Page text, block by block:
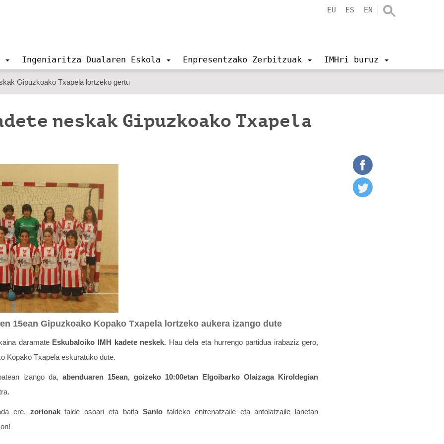
EU ES EN
Ingeniaritza Dualaren Eskola Enpresentzako Zerbitzuak IMHri buruz
Gipuzkoako Txapela lortzeko gertu
neskak Gipuzkoako Txapela
15ean Gipuzkoako Kopako Txapela lortzeko aukera izango dute
daramateEskubaloiko IMH kadete neskek. Hau dela eta hurrengo partidua irabaziz gero,
Kopako Txapela eskuratuko dute.
izango da,abenduaren 15ean, goizeko 10:00etan Elgoibarko Olaizaga Kiroldegian
ere, zorionaktalde osoari eta baita Sanlotaldeko entrenatzaile eta antolatzaile lanetan